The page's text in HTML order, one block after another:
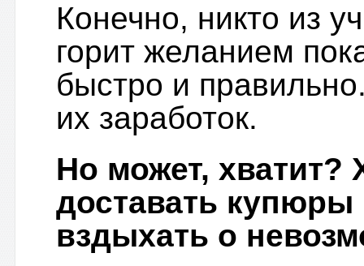
Конечно, никто из
горит желанием
быстро и
их заработок.
Но может, хватит?
доставать
вздыхать о